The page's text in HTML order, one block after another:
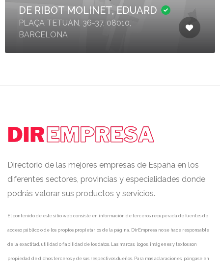
DE RIBOT MOLINET, EDUARD
PLAÇA TETUAN, 36-37, 08010,
BARCELONA
Directorio de las mejores empresas de España en los
diferentes sectores, provincias y especialidades donde
podrás valorar sus productos y servicios.
El contenido de este sitio web consiste en información de terceros recuperada de fuentes de
acceso público o de los propios propietarios de la página. DirEmpresa no se hace responsable
de la exactitud, utilidad o fiabilidad de los datos. Las marcas, logos, imágenes y textos son
propiedad de dichos terceros y de sus respectivos dueños. Para más aclaraciones, póngase en